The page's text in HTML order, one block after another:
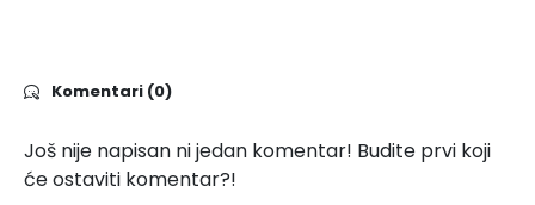
Komentari (0)
Još nije napisan ni jedan komentar! Budite prvi koji
će ostaviti komentar?!